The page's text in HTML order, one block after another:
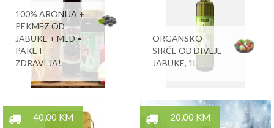
100% ARONIJA +
PEKMEZ OD
JABUKE + MED =
PAKET
ZDRAVLJA!
ORGANSKO
SIRĆE OD DIVLJE
JABUKE, 1L
40,00 KM 20,00 KM